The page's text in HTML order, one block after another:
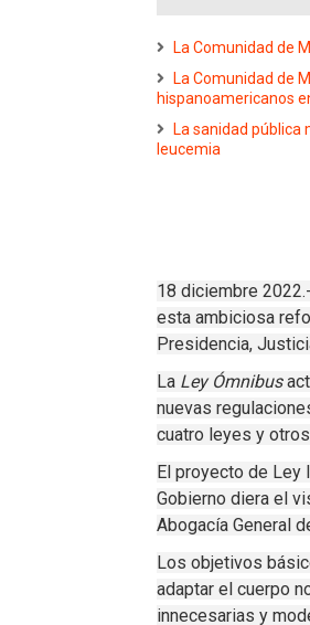
La Comunidad de
La Comunidad de
hispanoamericanos
La sanidad pública
leucemia
18 diciembre
esta ambiciosa
Presidencia,
La Ley Ómnibus
nuevas
cuatro leyes y
El proyecto de Ley
Gobierno diera el
Abogacía General
Los objetivos
adaptar el cuerpo
innecesarias y